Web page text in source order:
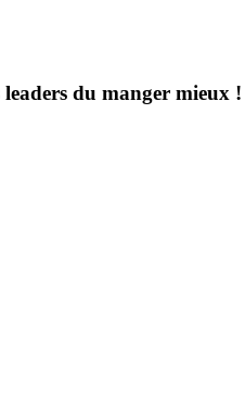
du manger mieux !